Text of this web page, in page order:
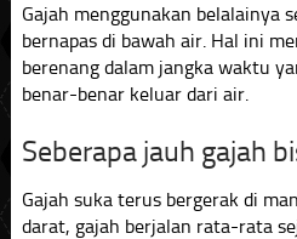
Gajah menggunakan belalainya
bernapas di bawah air. Hal ini
berenang dalam jangka waktu
benar-benar keluar dari air.
Seberapa jauh gajah
Gajah suka terus bergerak di
darat, gajah berjalan rata-rata